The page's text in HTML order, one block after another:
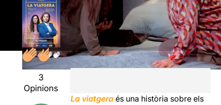
3
Opinions
La viatgera és una història sobre els